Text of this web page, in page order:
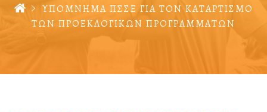
ΥΠΟΜΝΗΜΑ ΠΣΣΕ ΓΙΑ ΤΟΝ ΚΑΤΑΡΤΙΣΜΟ
ΤΩΝ ΠΡΟΕΚΛΟΓΙΚΩΝ ΠΡΟΓΡΑΜΜΑΤΩΝ